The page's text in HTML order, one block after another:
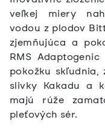
veľkej miery
vodou z plodov
zjemňujúca a
RMS
pokožku
slivky Kakadu a
majú rúže
pleťových sér.